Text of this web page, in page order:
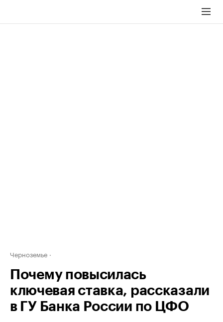
Черноземье
Почему повысилась
ключевая ставка, рассказали
в ГУ Банка России по ЦФО